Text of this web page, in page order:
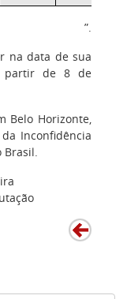
”.
na data de sua
partir de 8 de
Belo Horizonte,
Inconfidência
Brasil.